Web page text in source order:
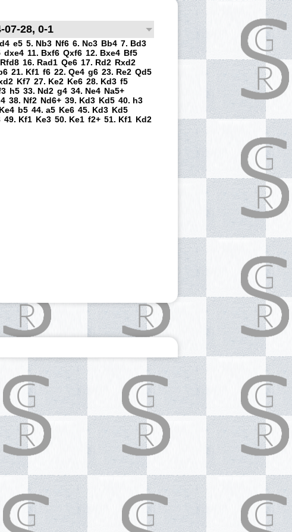
07-28, 0-1
e5 5. Nb3 Nf6 6. Nc3 Bb4 7. Bd3
dxe4 11. Bxf6 Qxf6 12. Bxe4 Bf5
Rfd8 16. Rad1 Qe6 17. Rd2 Rxd2
21. Kf1 f6 22. Qe4 g6 23. Re2 Qd5
Kf7 27. Ke2 Ke6 28. Kd3 f5
h5 33. Nd2 g4 34. Ne4 Na5+
38. Nf2 Nd6+ 39. Kd3 Kd5 40. h3
b5 44. a5 Ke6 45. Kd3 Kd5
49. Kf1 Ke3 50. Ke1 f2+ 51. Kf1 Kd2